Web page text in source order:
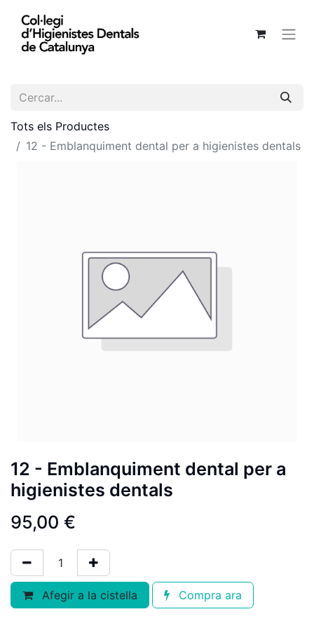
Tots els Productes
12 - Emblanquiment dental per a higienistes dentals
12 - Emblanquiment dental per a
higienistes dentals
95,00 €
Afegir a la cistella Compra ara